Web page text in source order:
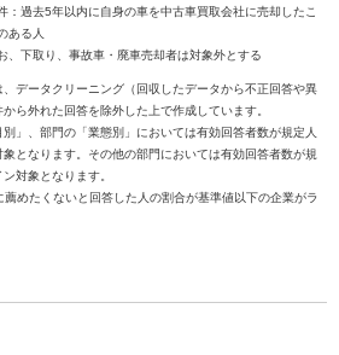
：過去5年以内に自身の車を中古車買取会社に売却したこ
ある人
、下取り、事故車・廃車売却者は対象外とする
データクリーニング（回収したデータから不正回答や異
ら外れた回答を除外した上で作成しています。
」、部門の「業態別」においては有効回答者数が規定人
となります。その他の部門においては有効回答者数が規
対象となります。
めたくないと回答した人の割合が基準値以下の企業がラ